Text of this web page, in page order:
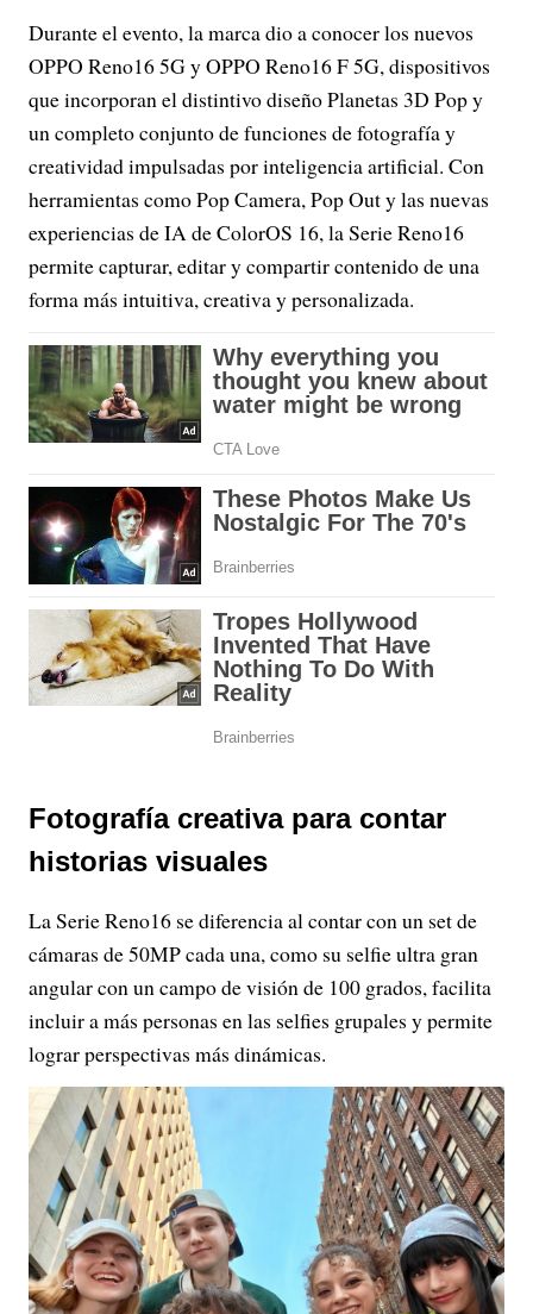
Durante el evento, la marca dio a conocer los nuevos
OPPO Reno16 5G y OPPO Reno16 F 5G, dispositivos
que incorporan el distintivo diseño Planetas 3D Pop y
un completo conjunto de funciones de fotografía y
creatividad impulsadas por inteligencia artificial. Con
herramientas como Pop Camera, Pop Out y las nuevas
experiencias de IA de ColorOS 16, la Serie Reno16
permite capturar, editar y compartir contenido de una
forma más intuitiva, creativa y personalizada.
Fotografía creativa para contar
historias visuales
La Serie Reno16 se diferencia al contar con un set de
cámaras de 50MP cada una, como su selfie ultra gran
angular con un campo de visión de 100 grados, facilita
incluir a más personas en las selfies grupales y permite
lograr perspectivas más dinámicas.